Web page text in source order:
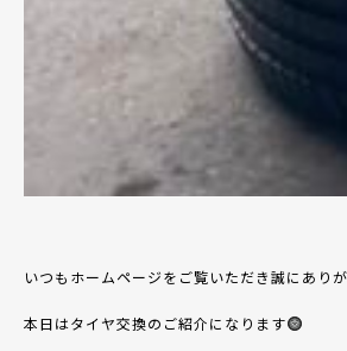
いつもホームページをご覧いただき誠にあり
本日はタイヤ交換のご紹介になります